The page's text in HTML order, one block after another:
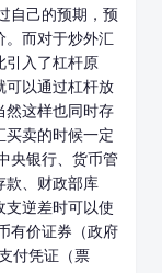
自己的预期，预
。而对于炒外汇
引入了杠杆原
可以通过杠杆放
然这样也同时存
买卖的时候一定
央银行、货币管
款、财政部库
支逆差时可以使
有价证券（政府
付凭证（票